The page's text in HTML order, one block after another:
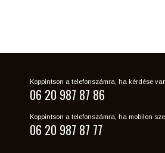
Koppintson a telefonszámra, ha kérdése
06 20 987 87 86
Koppintson a telefonszámra, ha mobilon
06 20 987 87 77